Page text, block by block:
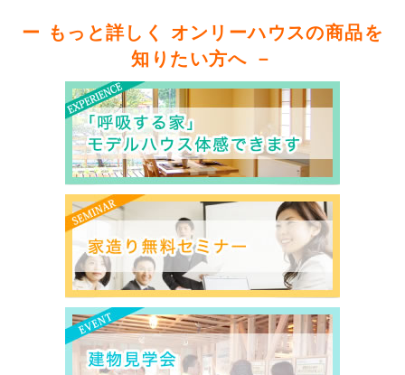
ー もっと詳しく オンリーハウスの商品を
知りたい方へ －